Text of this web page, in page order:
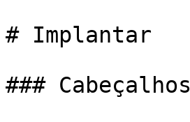
# Implantar
### Cabeçalhos